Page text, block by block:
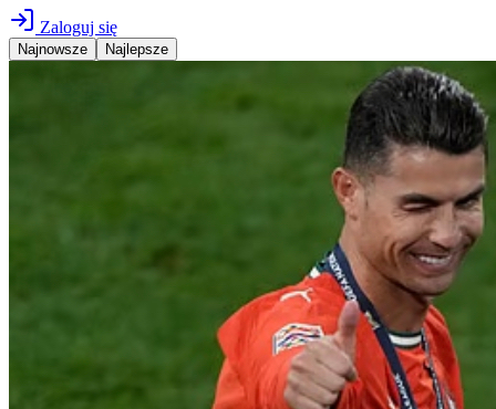
Zaloguj się
Najnowsze Najlepsze